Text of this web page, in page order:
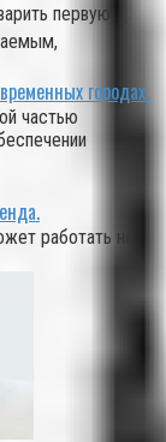
первую
городах.
частью
работать не